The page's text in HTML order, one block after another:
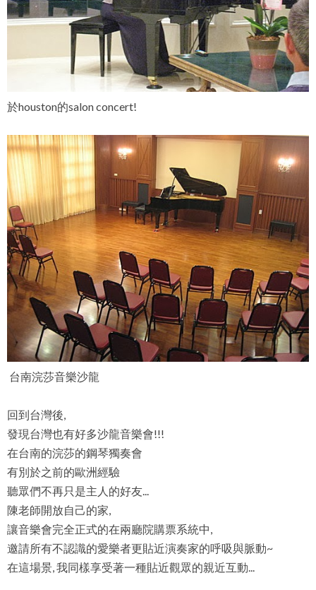
於houston的salon concert!
台南浣莎音樂沙龍
回到台灣後,
發現台灣也有好多沙龍音樂會!!!
在台南的浣莎的鋼琴獨奏會
有別於之前的歐洲經驗
聽眾們不再只是主人的好友...
陳老師開放自己的家,
讓音樂會完全正式的在兩廳院購票系統中,
邀請所有不認識的愛樂者更貼近演奏家的呼吸與脈動~
在這場景, 我同樣享受著一種貼近觀眾的親近互動...